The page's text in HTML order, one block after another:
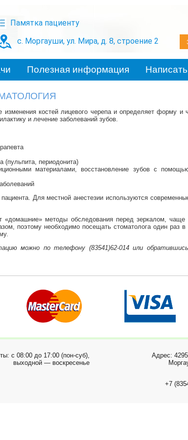
Памятка пациенту
с. Моргауши, ул. Мира, д. 8, строение 2
Полезная информация
изменения костей лицевого черепа и определяет форму
и лечение заболеваний зубов.
(пульпита, периодонита)
материалами, восстановление зубов с
Для местной анестезии используются
«домашние» методы обследования перед зеркалом, чаще
поэтому необходимо посещать стоматолога один раз
можно по телефону (83541)62-014 или
с 08:00 до 17:00 (пон-суб),
выходной — воскресенье
Адрес:
+7